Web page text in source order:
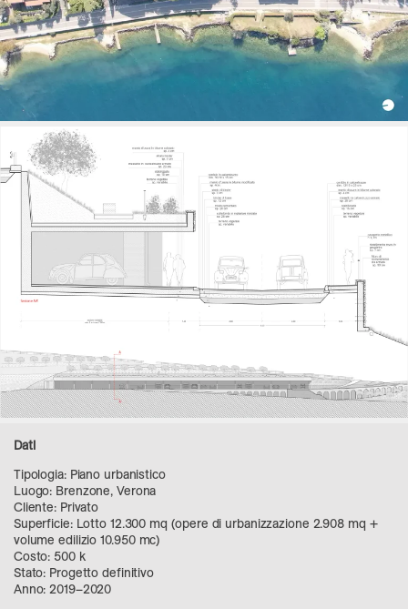
Dati
Tipologia: Piano urbanistico
Luogo: Brenzone, Verona
Cliente: Privato
Superficie: Lotto 12.300 mq (opere di urbanizzazione 2.908 mq +
volume edilizio 10.950 mc)
Costo: 500 k
Stato: Progetto definitivo
Anno: 2019–2020